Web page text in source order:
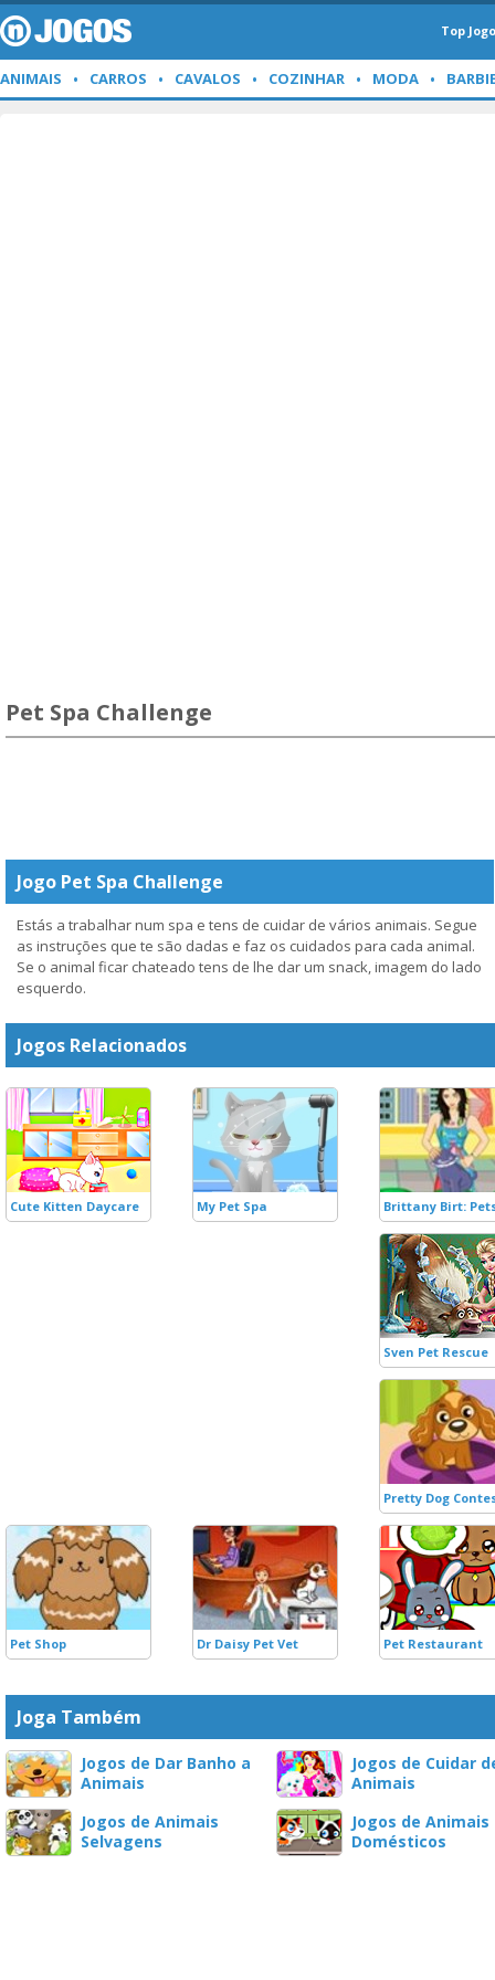
Top
ANIMAIS CARROS CAVALOS COZINHAR MODA
Pet Spa Challenge
Jogo Pet Spa Challenge
Estás a trabalhar num spa e tens de cuidar de vários animais. Segue
as instruções que te são dadas e faz os cuidados para cada animal.
Se o animal ficar chateado tens de lhe dar um snack, imagem do lado
esquerdo.
Jogos Relacionados
Cute Kitten Daycare My Pet Spa Brittany Birt:
Sven Pet Rescue
Pretty Dog
Pet Shop Dr Daisy Pet Vet Pet Restaurant
Joga Também
Jogos de Dar Banho a
Animais
Jogos de Cuidar
Animais
Jogos de Animais
Selvagens
Jogos de Animais
Domésticos